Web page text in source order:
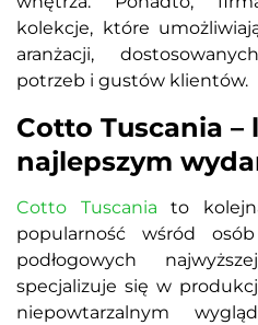
kolekcje, które
aranżacji,
potrzeb i gustów klientów.
Cotto Tuscania –
najlepszym
Cotto Tuscania to
popularność wśród
podłogowych
specjalizuje się w
niepowtarzalnym